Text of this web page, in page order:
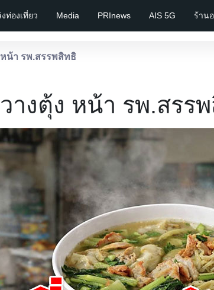
ท่องเที่ยว Media PRInews AIS 5G ร้าน
น้า รพ.สรรพสิทธิ
งตุ้ง หน้า รพ.สรร